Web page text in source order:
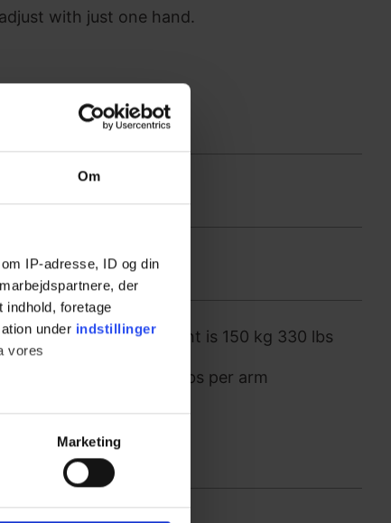
Om
IP-adresse, ID og din
der
indhold, foretage
under indstillinger
vores
Marketing
with just one hand.
the max user weight is 150 kg 330 lbs
is 50 kg / 110 lbs per arm